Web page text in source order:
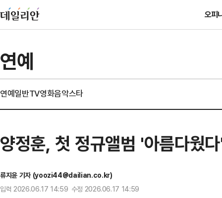
오피
연예
연예일반TV영화음악스타
양정훈, 첫 정규앨범 '아름다웠
류지윤 기자 (yoozi44@dailian.co.kr)
입력 2026.06.17 14:59 수정 2026.06.17 14:59